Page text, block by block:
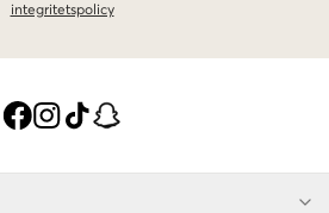
integritetspolicy